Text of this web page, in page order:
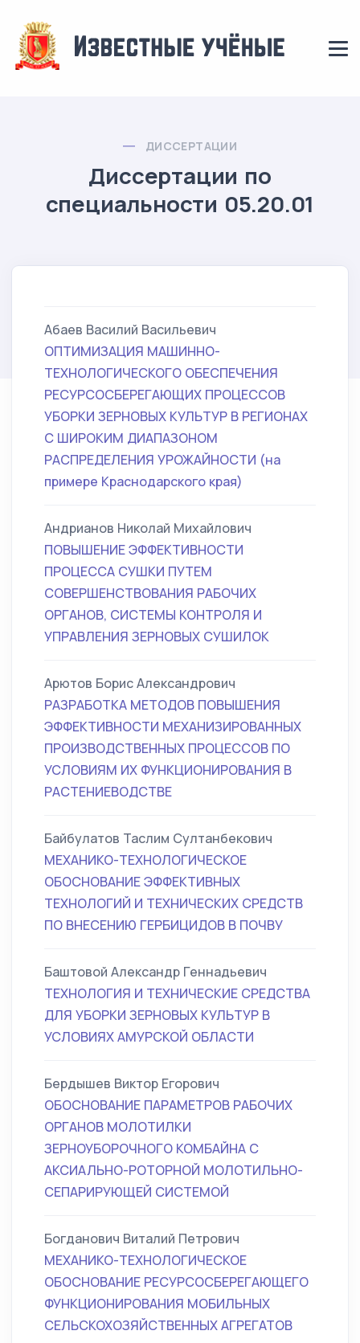
ДИССЕРТАЦИИ
Диссертации по
специальности 05.20.01
Абаев Василий Васильевич
ОПТИМИЗАЦИЯ МАШИННО-
ТЕХНОЛОГИЧЕСКОГО ОБЕСПЕЧЕНИЯ
РЕСУРСОСБЕРЕГАЮЩИХ ПРОЦЕССОВ
УБОРКИ ЗЕРНОВЫХ КУЛЬТУР В РЕГИОНАХ
С ШИРОКИМ ДИАПАЗОНОМ
РАСПРЕДЕЛЕНИЯ УРОЖАЙНОСТИ (на
примере Краснодарского края)
Андрианов Николай Михайлович
ПОВЫШЕНИЕ ЭФФЕКТИВНОСТИ
ПРОЦЕССА СУШКИ ПУТЕМ
СОВЕРШЕНСТВОВАНИЯ РАБОЧИХ
ОРГАНОВ, СИСТЕМЫ КОНТРОЛЯ И
УПРАВЛЕНИЯ ЗЕРНОВЫХ СУШИЛОК
Арютов Борис Александрович
РАЗРАБОТКА МЕТОДОВ ПОВЫШЕНИЯ
ЭФФЕКТИВНОСТИ МЕХАНИЗИРОВАННЫХ
ПРОИЗВОДСТВЕННЫХ ПРОЦЕССОВ ПО
УСЛОВИЯМ ИХ ФУНКЦИОНИРОВАНИЯ В
РАСТЕНИЕВОДСТВЕ
Байбулатов Таслим Султанбекович
МЕХАНИКО-ТЕХНОЛОГИЧЕСКОЕ
ОБОСНОВАНИЕ ЭФФЕКТИВНЫХ
ТЕХНОЛОГИЙ И ТЕХНИЧЕСКИХ СРЕДСТВ
ПО ВНЕСЕНИЮ ГЕРБИЦИДОВ В ПОЧВУ
Баштовой Александр Геннадьевич
ТЕХНОЛОГИЯ И ТЕХНИЧЕСКИЕ СРЕДСТВА
ДЛЯ УБОРКИ ЗЕРНОВЫХ КУЛЬТУР В
УСЛОВИЯХ АМУРСКОЙ ОБЛАСТИ
Бердышев Виктор Егорович
ОБОСНОВАНИЕ ПАРАМЕТРОВ РАБОЧИХ
ОРГАНОВ МОЛОТИЛКИ
ЗЕРНОУБОРОЧНОГО КОМБАЙНА С
АКСИАЛЬНО-РОТОРНОЙ МОЛОТИЛЬНО-
СЕПАРИРУЮЩЕЙ СИСТЕМОЙ
Богданович Виталий Петрович
МЕХАНИКО-ТЕХНОЛОГИЧЕСКОЕ
ОБОСНОВАНИЕ РЕСУРСОСБЕРЕГАЮЩЕГО
ФУНКЦИОНИРОВАНИЯ МОБИЛЬНЫХ
СЕЛЬСКОХОЗЯЙСТВЕННЫХ АГРЕГАТОВ